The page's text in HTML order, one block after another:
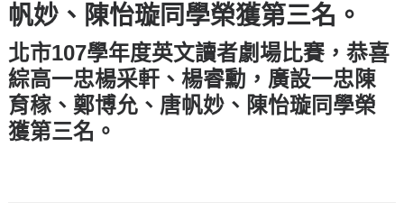
帆妙、陳怡璇同學榮獲第三名。
北市107學年度英文讀者劇場比賽，恭喜
綜高一忠楊采軒、 楊睿勳 ，廣設一忠陳
育稼、 鄭博允、 唐帆妙、陳怡璇同學榮
獲第三名 。